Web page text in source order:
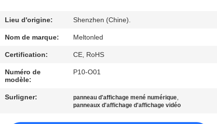
DE
QUALITÉ
COMPANY
NEWS
Lieu d'origine: Shenzhen (Chine).
Nom de marque: Meltonled
Certification: CE, RoHS
Numéro de
modèle:
P10-O01
Surligner: panneau d'affichage mené numérique,
panneaux d'affichage d'affichage vidéo